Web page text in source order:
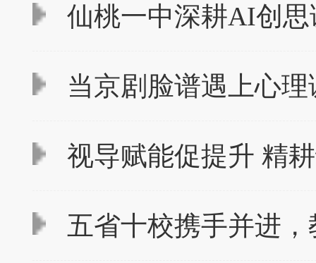
仙桃一中深耕AI创思
当京剧脸谱遇上心理
视导赋能促提升 精
五省十校携手并进，